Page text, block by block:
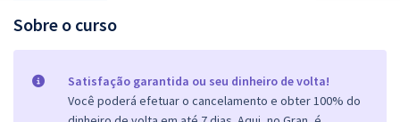
Sobre o curso
Satisfação garantida ou seu dinheiro de volta!
Você poderá efetuar o cancelamento e obter 100% do